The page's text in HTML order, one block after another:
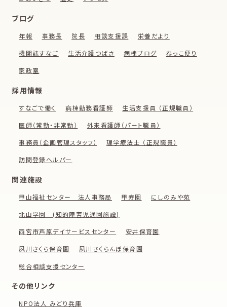
ブログ
年報 事務長 院長 相談支援課 栄養だより
機関誌すなご 生活介護つばさ 病棟ブログ ねっこ便り
家政室
採用情報
すなごで働く 病棟勤務看護師 生活支援員 （正規職員）
医師（常勤・非常勤） 外来看護師（パート職員）
事務員（企画管理スタッフ） 理学療法士 （正規職員）
訪問登録ヘルパー
関連施設
甲山福祉センター 法人事務局 甲寿園 にしのみや苑
北山学園 (知的障害児通園施設)
西宮市芦原デイサービスセンター 安井保育園
夙川さくら保育園 夙川さくらんぼ保育園
総合相談支援センター
その他リンク
NPO法人 みどり兵庫